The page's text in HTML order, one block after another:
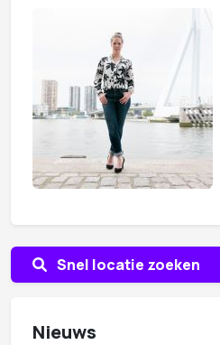
Snel locatie zoeken
Nieuws